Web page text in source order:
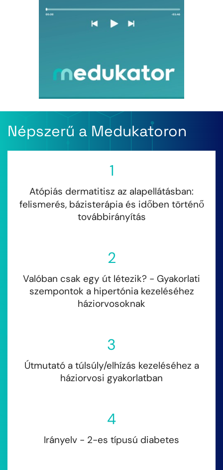
Népszerű a Medukatoron
1
Atópiás dermatitisz az alapellátásban:
felismerés, bázisterápia és időben történő
továbbirányítás
2
Valóban csak egy út létezik? - Gyakorlati
szempontok a hipertónia kezeléséhez
háziorvosoknak
3
Útmutató a túlsúly/elhízás kezeléséhez a
háziorvosi gyakorlatban
4
Irányelv - 2-es típusú diabetes